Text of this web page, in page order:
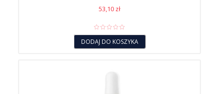
53,10 zł
DODAJ DO KOSZYKA